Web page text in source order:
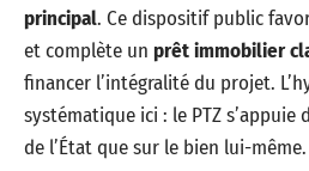
principal. Ce dispositif public
et complète un prêt immobilier
financer l’intégralité du projet.
systématique ici : le PTZ s’appuie
de l’État que sur le bien lui-même.